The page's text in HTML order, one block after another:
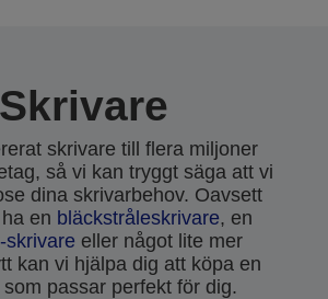
Skrivare
skrivare till flera miljoner
så vi kan tryggt säga att vi
dina skrivarbehov. Oavsett
en bläckstråleskrivare, en
skrivare eller något lite mer
kan vi hjälpa dig att köpa en
passar perfekt för dig.